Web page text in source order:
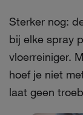
Sterker nog:
bij elke spray
vloerreiniger.
hoef je niet
laat geen